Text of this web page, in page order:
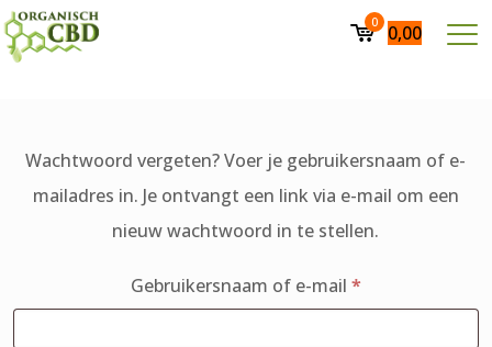
0 0,00
Wachtwoord vergeten? Voer je gebruikersnaam of e-
mailadres in. Je ontvangt een link via e-mail om een
nieuw wachtwoord in te stellen.
Gebruikersnaam of e-mail *Vereist